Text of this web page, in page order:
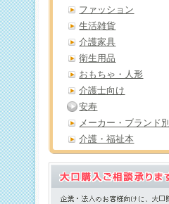
ファッション
生活雑貨
介護家具
衛生用品
おもちゃ・人形
介護士向け
安寿
メーカー・ブランド別
介護・福祉本